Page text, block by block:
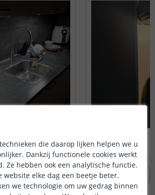
die daarop lijken helpen we u
Dankzij functionele cookies werkt
Ze hebben ook een analytische functie.
website elke dag een beetje beter.
we technologie om uw gedrag binnen